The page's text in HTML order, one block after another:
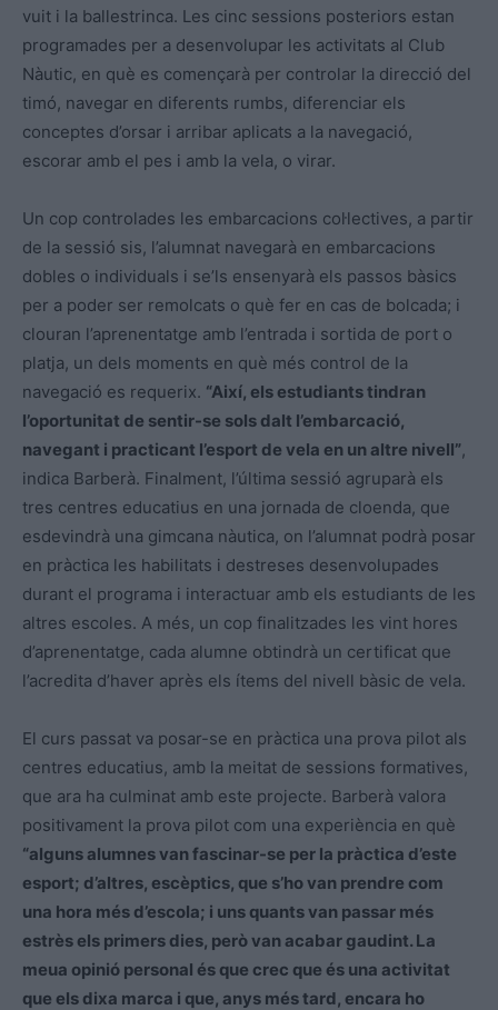
vuit i la ballestrinca. Les cinc sessions posteriors estan
programades per a desenvolupar les activitats al Club
Nàutic, en què es començarà per controlar la direcció del
timó, navegar en diferents rumbs, diferenciar els
conceptes d’orsar i arribar aplicats a la navegació,
escorar amb el pes i amb la vela, o virar.
Un cop controlades les embarcacions col·lectives, a partir
de la sessió sis, l’alumnat navegarà en embarcacions
dobles o individuals i se’ls ensenyarà els passos bàsics
per a poder ser remolcats o què fer en cas de bolcada; i
clouran l’aprenentatge amb l’entrada i sortida de port o
platja, un dels moments en què més control de la
navegació es requerix. “Així, els estudiants tindran
l’oportunitat de sentir-se sols dalt l’embarcació,
navegant i practicant l’esport de vela en un altre nivell”,
indica Barberà. Finalment, l’última sessió agruparà els
tres centres educatius en una jornada de cloenda, que
esdevindrà una gimcana nàutica, on l’alumnat podrà posar
en pràctica les habilitats i destreses desenvolupades
durant el programa i interactuar amb els estudiants de les
altres escoles. A més, un cop finalitzades les vint hores
d’aprenentatge, cada alumne obtindrà un certificat que
l’acredita d’haver après els ítems del nivell bàsic de vela.
El curs passat va posar-se en pràctica una prova pilot als
centres educatius, amb la meitat de sessions formatives,
que ara ha culminat amb este projecte. Barberà valora
positivament la prova pilot com una experiència en què
“alguns alumnes van fascinar-se per la pràctica d’este
esport; d’altres, escèptics, que s’ho van prendre com
una hora més d’escola; i uns quants van passar més
estrès els primers dies, però van acabar gaudint. La
meua opinió personal és que crec que és una activitat
que els dixa marca i que, anys més tard, encara ho